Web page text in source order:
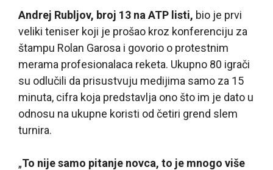
Andrej Rubljov, broj 13 na ATP listi, bio je prvi
veliki teniser koji je prošao kroz konferenciju za
štampu Rolan Garosa i govorio o protestnim
merama profesionalaca reketa. Ukupno 80 igrači
su odlučili da prisustvuju medijima samo za 15
minuta, cifra koja predstavlja ono što im je dato u
odnosu na ukupne koristi od četiri grend slem
turnira.
„To nije samo pitanje novca, to je mnogo više